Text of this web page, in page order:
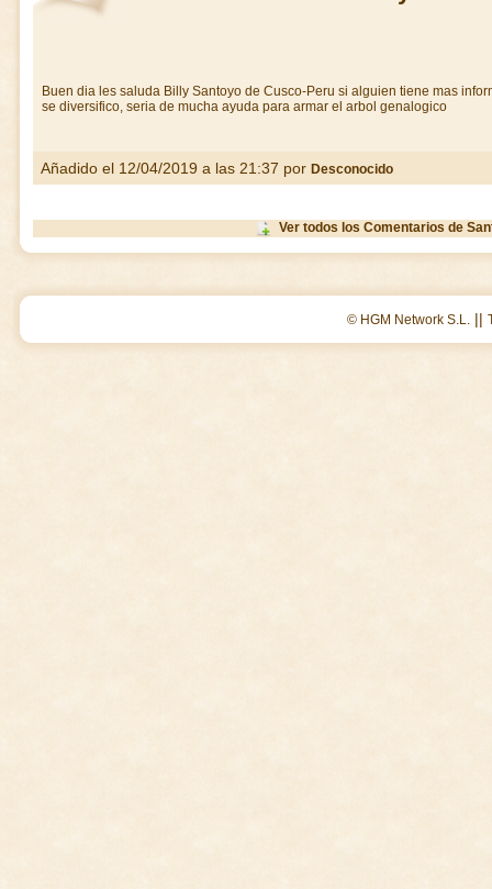
Buen dia les saluda Billy Santoyo de Cusco-Peru si alguien tiene mas
se diversifico, seria de mucha ayuda para armar el arbol genalogico
Añadido el 12/04/2019 a las 21:37 por Desconocido
Ver todos los Comentarios de
© HGM Network S.L. ||